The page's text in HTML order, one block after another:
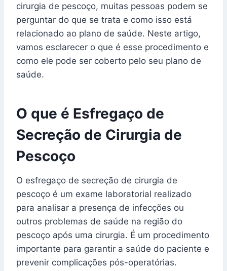
cirurgia de pescoço, muitas pessoas podem se
perguntar do que se trata e como isso está
relacionado ao plano de saúde. Neste artigo,
vamos esclarecer o que é esse procedimento e
como ele pode ser coberto pelo seu plano de
saúde.
O que é Esfregaço de
Secreção de Cirurgia de
Pescoço
O esfregaço de secreção de cirurgia de
pescoço é um exame laboratorial realizado
para analisar a presença de infecções ou
outros problemas de saúde na região do
pescoço após uma cirurgia. É um procedimento
importante para garantir a saúde do paciente e
prevenir complicações pós-operatórias.